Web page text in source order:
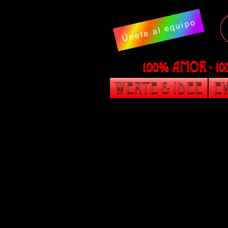
100% AMOR
Únete al equipo
Werte & Idee